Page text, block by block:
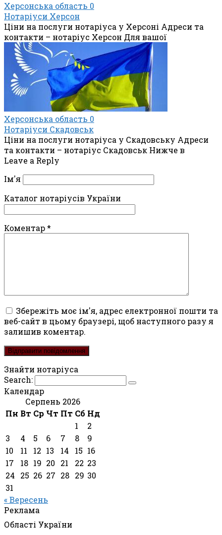
Херсонська область 0
Нотаріуси Херсон
Ціни на послуги нотаріуса у Херсоні Адреси та
контакти – нотаріус Херсон Для вашої
Херсонська область 0
Нотаріуси Скадовськ
Ціни на послуги нотаріуса у Скадовську Адреси
та контакти – нотаріус Скадовськ Нижче в
Leave a Reply
Ім'я
Каталог нотаріусів України
Коментар*
Збережіть моє ім'я, адрес електронної пошти та
веб-сайт в цьому браузері, щоб наступного разу я
залишив коментар.
Знайти нотаріуса
Search:
Календар
Серпень 2026
Пн Вт Ср Чт Пт Сб Нд
1
2
3
4 5 6 7 8
9
10
11 12 13 14 15 16
17
18 19 20 21 22 23
24
25 26 27 28 29 30
31
« Вересень
Реклама
Області України